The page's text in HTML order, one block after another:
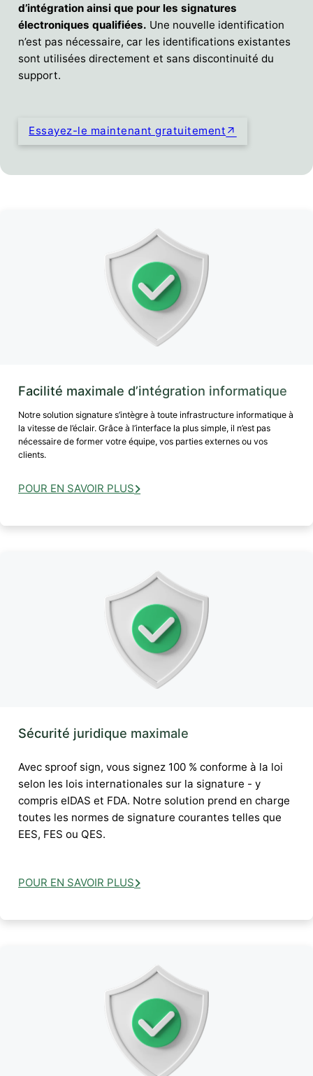
d’intégration ainsi que pour les signatures
électroniques qualifiées. Une nouvelle identification
n’est pas nécessaire, car les identifications existantes
sont utilisées directement et sans discontinuité du
support.
Essayez-le maintenant gratuitement
Facilité maximale d’intégration informatique
Notre solution signature s’intègre à toute infrastructure informatique à
la vitesse de l’éclair. Grâce à l’interface la plus simple, il n’est pas
nécessaire de former votre équipe, vos parties externes ou vos
clients.
POUR EN SAVOIR PLUS
Sécurité juridique maximale
Avec sproof sign, vous signez 100 % conforme à la loi
selon les lois internationales sur la signature - y
compris eIDAS et FDA. Notre solution prend en charge
toutes les normes de signature courantes telles que
EES, FES ou QES.
POUR EN SAVOIR PLUS